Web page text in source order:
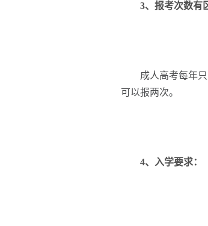
3、报考次数有
成人高考每年只
可以报两次。
4、入学要求：